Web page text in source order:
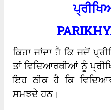
ਕਿਹਾ ਜਾਂਦਾ ਹੈ ਕਿ ਜਦੋਂ
ਤਾਂ ਵਿਦਿਆਰਥੀਆਂ ਨੂੰ
ਇਹ ਠੀਕ ਹੈ ਕਿ
ਸਮਝਦੇ ਹਨ।